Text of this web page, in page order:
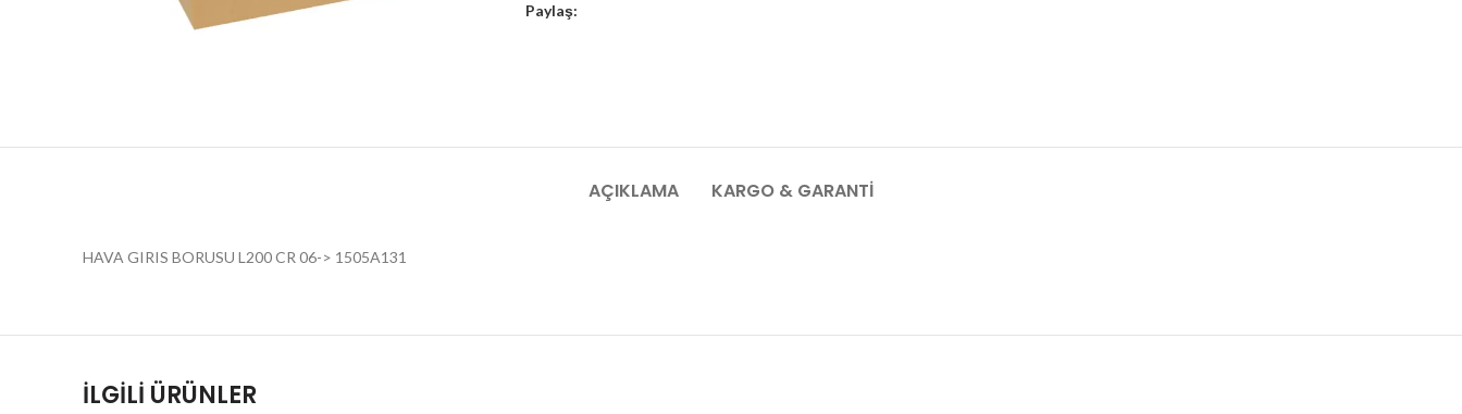
Paylaş:
AÇIKLAMA KARGO & GARANTI
HAVA GIRIS BORUSU L200 CR 06-> 1505A131
İLGILI ÜRÜNLER